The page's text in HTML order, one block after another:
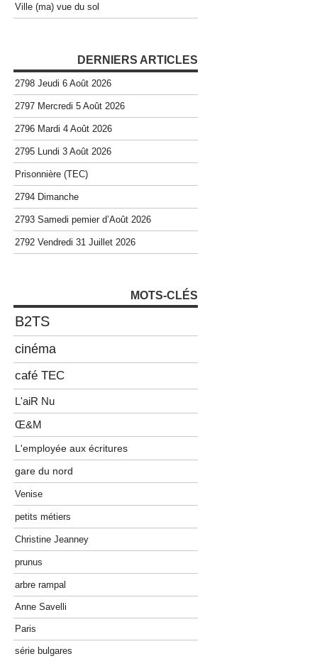
Ville (ma) vue du sol
DERNIERS ARTICLES
2798 Jeudi 6 Août 2026
2797 Mercredi 5 Août 2026
2796 Mardi 4 Août 2026
2795 Lundi 3 Août 2026
Prisonnière (TEC)
2794 Dimanche
2793 Samedi pemier d’Août 2026
2792 Vendredi 31 Juillet 2026
MOTS-CLÉS
B2TS
cinéma
café TEC
L'aiR Nu
Œ&M
L'employée aux écritures
gare du nord
Venise
petits métiers
Christine Jeanney
prunus
arbre rampal
Anne Savelli
Paris
série bulgares